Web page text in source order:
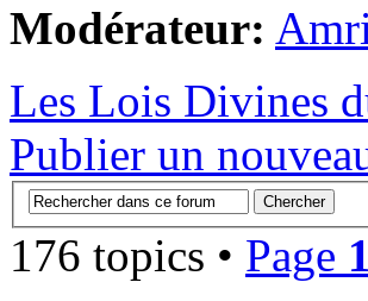
Modérateur:
Les Lois Divines
Publier un
176 topics • Page 1